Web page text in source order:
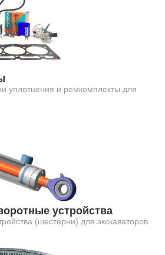
уплотнения и ремкомплекты для
устройства
(шестерни) для экскаваторов